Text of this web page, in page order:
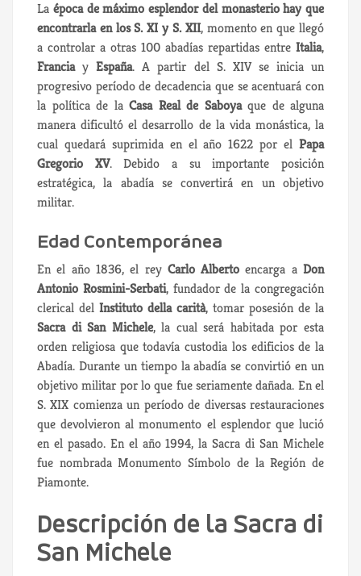
La época de máximo esplendor del monasterio hay que
encontrarla en los S. XI y S. XII, momento en que llegó
a controlar a otras 100 abadías repartidas entre Italia,
FranciayEspaña. A partir del S. XIV se inicia un
progresivo período de decadencia que se acentuará con
la política de la Casa Real de Saboyaque de alguna
manera dificultó el desarrollo de la vida monástica, la
cual quedará suprimida en el año 1622 por el Papa
Gregorio XV. Debido a su importante posición
estratégica, la abadía se convertirá en un objetivo
militar.
Edad Contemporánea
En el año 1836, el rey Carlo Alberto encarga aDon
Antonio Rosmini-Serbati, fundador de la congregación
clerical del Instituto della carità, tomar posesión de la
Sacra di San Michele, la cual será habitada por esta
orden religiosa que todavía custodia los edificios de la
Abadía. Durante un tiempo la abadía se convirtió en un
objetivo militar por lo que fue seriamente dañada. En el
S. XIX comienza un período de diversas restauraciones
que devolvieron al monumento el esplendor que lució
en el pasado. En el año 1994, la Sacra di San Michele
fue nombrada Monumento Símbolo de la Región de
Piamonte.
Descripción de la Sacra di
San Michele